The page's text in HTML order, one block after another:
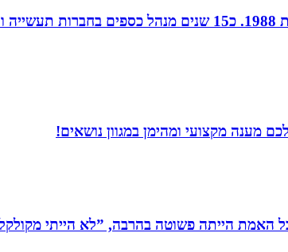
חן נוי, הנהלת חשבונות ויעוץ מס, מודיעין, רו”ח
מענה מקצועי ומהימן במגוון נושאים!
הייתה פשוטה בהרבה, ”לא הייתי